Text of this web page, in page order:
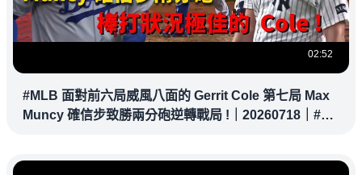
02:52
#MLB 面對前六局威風八面的 Gerrit Cole 第七局 Max
Muncy 確信步致勝兩分砲逆轉戰局 !｜20260718｜#洛